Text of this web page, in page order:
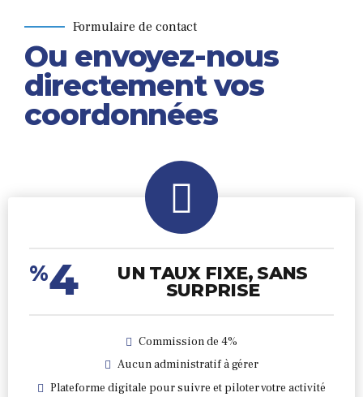
Formulaire de contact
Ou envoyez-nous
directement vos
coordonnées
%4
UN TAUX FIXE, SANS
SURPRISE
Commission de 4%
Aucun administratif à gérer
Plateforme digitale pour suivre et piloter votre activité